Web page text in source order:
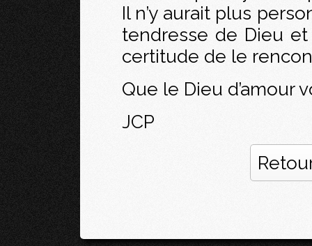
Il n’y aurait plus
tendresse de Dieu
certitude de le
Que le Dieu d’amour
JCP